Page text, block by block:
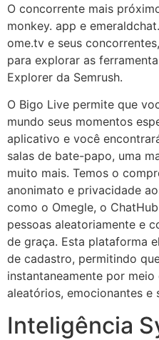
O concorrente mais
monkey. app e
ome.tv e seus
para explorar as
Explorer da Semrush.
O Bigo Live permite que
mundo seus momentos
aplicativo e você
salas de bate-papo, uma
muito mais. Temos o
anonimato e privacidade
como o Omegle, o
pessoas aleatoriamente e
de graça. Esta plataforma
de cadastro, permitindo
instantaneamente por
aleatórios, emocionantes e
Inteligência